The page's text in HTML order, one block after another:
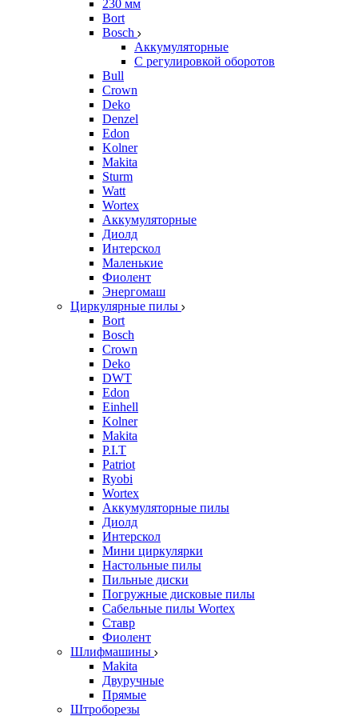
230 мм
Bort
Bosch
Аккумуляторные
С регулировкой оборотов
Bull
Crown
Deko
Denzel
Edon
Kolner
Makita
Sturm
Watt
Wortex
Аккумуляторные
Диолд
Интерскол
Маленькие
Фиолент
Энергомаш
Циркулярные пилы
Bort
Bosch
Crown
Deko
DWT
Edon
Einhell
Kolner
Makita
P.I.T
Patriot
Ryobi
Wortex
Аккумуляторные пилы
Диолд
Интерскол
Мини циркулярки
Настольные пилы
Пильные диски
Погружные дисковые пилы
Сабельные пилы Wortex
Ставр
Фиолент
Шлифмашины
Makita
Двуручные
Прямые
Штроборезы